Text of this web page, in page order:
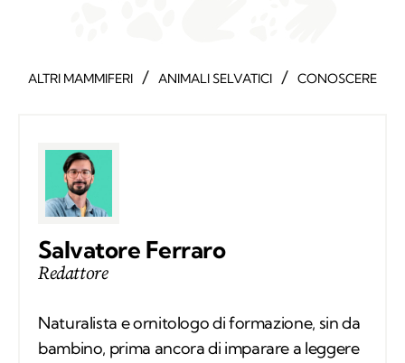
Salvatore Ferraro
Naturalista e ornitologo di formazione, sin da